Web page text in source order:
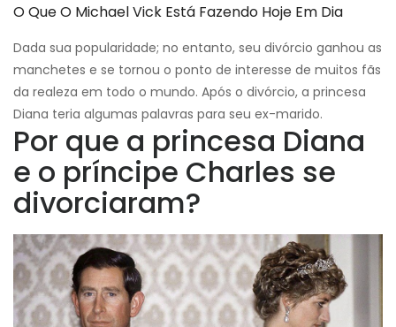
O Que O Michael Vick Está Fazendo Hoje Em Dia
Dada sua popularidade; no entanto, seu divórcio ganhou as
manchetes e se tornou o ponto de interesse de muitos fãs
da realeza em todo o mundo. Após o divórcio, a princesa
Diana teria algumas palavras para seu ex-marido.
Por que a princesa Diana
e o príncipe Charles se
divorciaram?